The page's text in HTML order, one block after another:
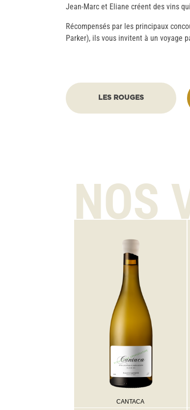
Jean-Marc et Eliane créent des vins
Récompensés par les principaux
Parker), ils vous invitent à un voyage
LES ROUGES
NOS
CANTACA